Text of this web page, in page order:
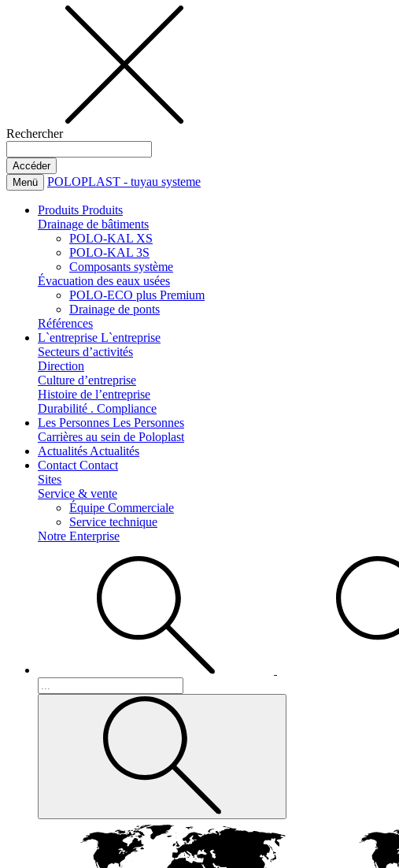
Rechercher
Menü POLOPLAST - tuyau systeme
Produits Produits
Drainage de bâtiments
POLO-KAL XS
POLO-KAL 3S
Composants système
Évacuation des eaux usées
POLO-ECO plus Premium
Drainage de ponts
Références
L`entreprise L`entreprise
Secteurs d’activités
Direction
Culture d’entreprise
Histoire de l’entreprise
Durabilité . Compliance
Les Personnes Les Personnes
Carrières au sein de Poloplast
Actualités Actualités
Contact Contact
Sites
Service & vente
Équipe Commerciale
Service technique
Notre Enterprise